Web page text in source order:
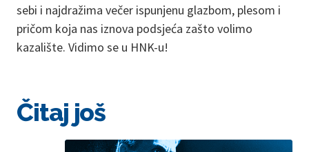
sebi i najdražima večer ispunjenu glazbom, plesom i
pričom koja nas iznova podsjeća zašto volimo
kazalište. Vidimo se u HNK-u!
Čitaj još